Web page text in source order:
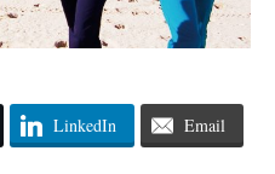
LinkedIn Email